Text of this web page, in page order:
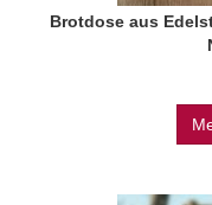
Brotdose aus